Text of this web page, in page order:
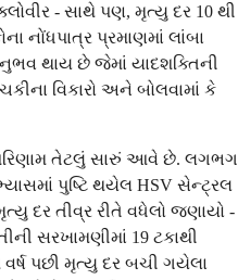
- સાથે પણ, મૃત્યુ દર 10 થી
નોંધપાત્ર પ્રમાણમાં લાંબા
થાય છે જેમાં યાદશક્તિની
વિકારો અને બોલવામાં કે
તેટલું સારું આવે છે. લગભગ
પુષ્ટિ થયેલ HSV સેન્ટ્રલ
દર તીવ્ર રીતે વધેલો જણાયો -
સરખામણીમાં 19 ટકાથી
પછી મૃત્યુ દર બચી ગયેલા